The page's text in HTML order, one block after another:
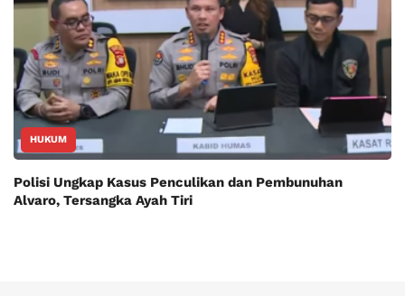
HUKUM
Polisi Ungkap Kasus Penculikan dan Pembunuhan
Alvaro, Tersangka Ayah Tiri